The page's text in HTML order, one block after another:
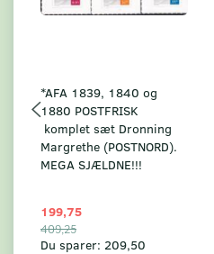
*AFA 1839, 1840 og
1880 POSTFRISK
komplet sæt Dronning
Margrethe (POSTNORD).
MEGA SJÆLDNE!!!
199,75
409,25
Du sparer: 209,50